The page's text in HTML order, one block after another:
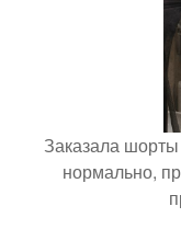
Заказала
нормально,